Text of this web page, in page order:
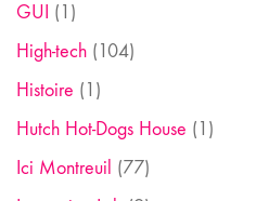
GUI (1)
High-tech (104)
Histoire (1)
Hutch Hot-Dogs House (1)
Ici Montreuil (77)